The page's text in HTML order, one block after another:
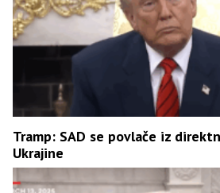
Tramp: SAD se povlače iz
Ukrajine